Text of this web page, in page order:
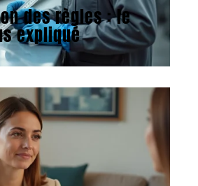
des règles : le
expliqué